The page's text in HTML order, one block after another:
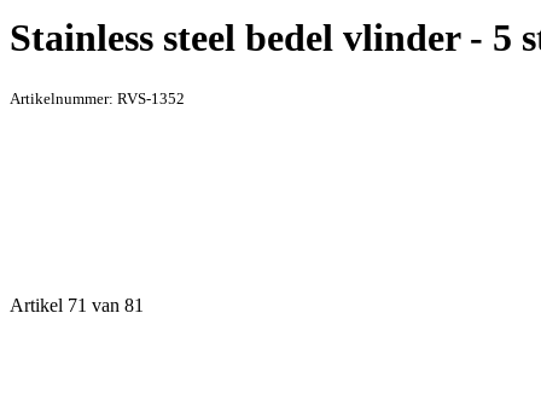
Stainless steel bedel vlinder - 5
Artikelnummer: RVS-1352
Artikel 71 van 81